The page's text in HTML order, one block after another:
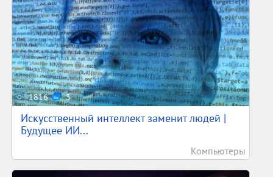
1816 3
Искусственный интеллект заменит людей |
Будущее ИИ...
Компьютеры